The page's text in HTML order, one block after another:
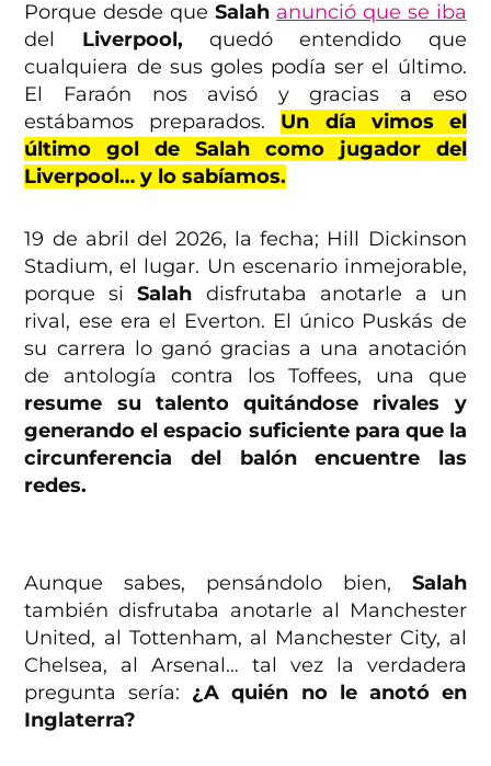
Porque desde queSalah anunció que se iba
del
Liverpool, quedó entendido que
cualquiera de sus goles podía ser el último.
El Faraón nos avisó y gracias a eso
estábamos preparados. Un día vimos el
último gol de Salah como jugador del
Liverpool… y lo sabíamos.
19 de abril del 2026, la fecha; Hill Dickinson
Stadium, el lugar. Un escenario inmejorable,
porque siSalah disfrutaba anotarle a un
rival, ese era el Everton. El único Puskás de
su carrera lo ganó gracias a una anotación
de antología contra los Toffees, una que
resume su talento quitándose rivales y
generando el espacio suficiente para que la
circunferencia del balón encuentre las
redes.
Aunque sabes, pensándolo bien, Salah
también disfrutaba anotarle al Manchester
United, al Tottenham, al Manchester City, al
Chelsea, al Arsenal… tal vez la verdadera
pregunta sería: ¿A quién no le anotó en
Inglaterra?